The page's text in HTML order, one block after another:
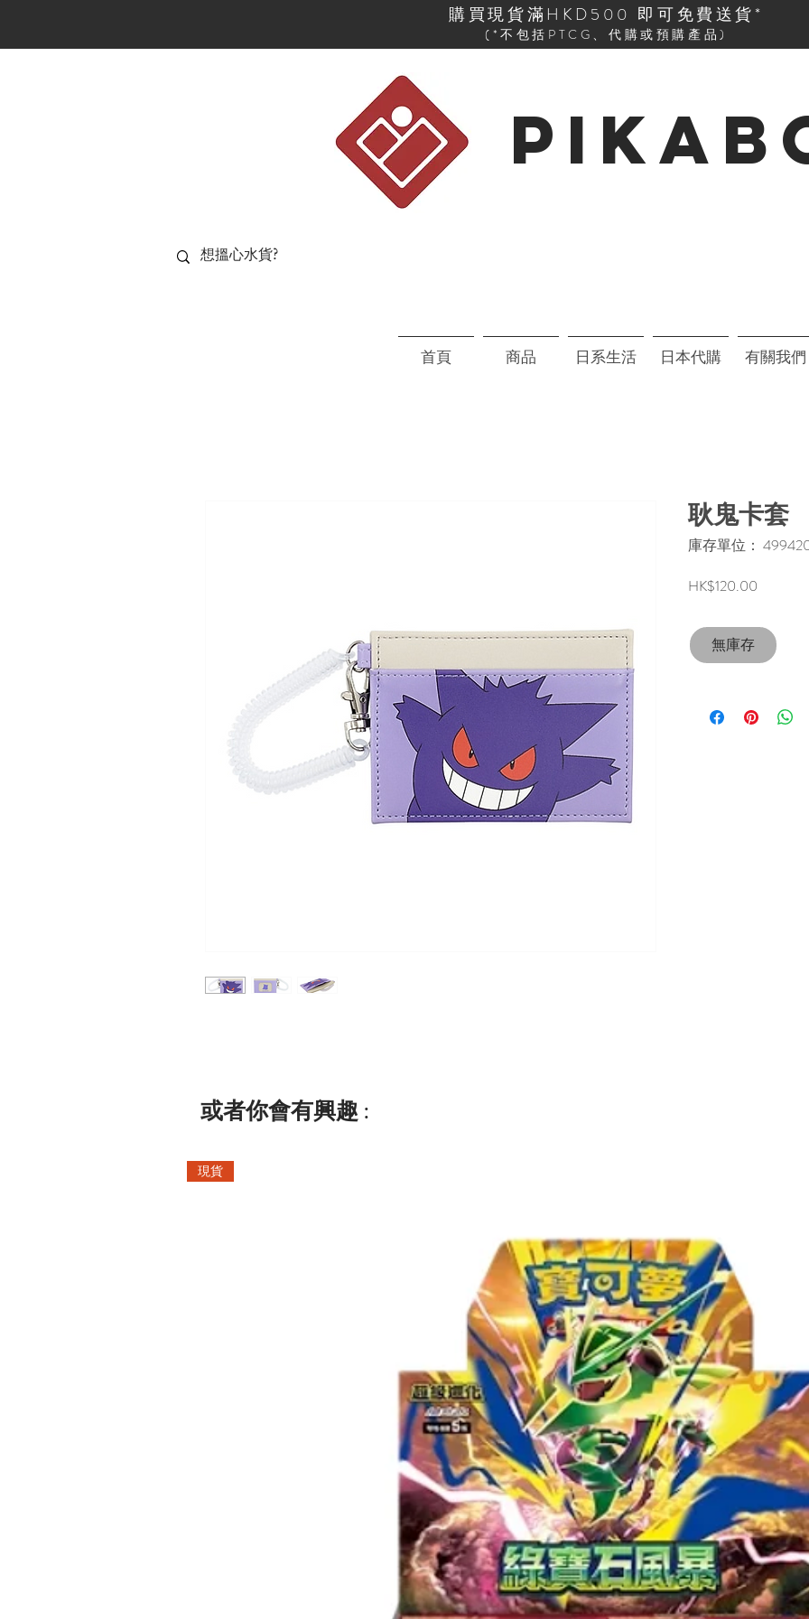
購買現貨滿HKD500 即可免費送貨*
(*不包括PTCG、代購或預購產品)
首頁 商品 日系生活 日本代購 有關我們
耿鬼卡套
庫存單位：
HK$120.00
無庫存
或者你會有興趣 :
現貨